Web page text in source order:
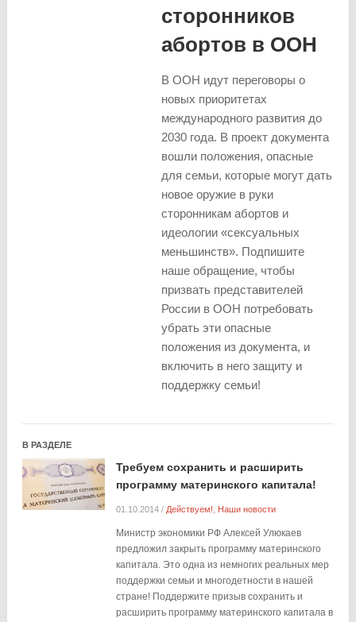
сторонников
абортов в ООН
В ООН идут переговоры о
новых приоритетах
международного развития до
2030 года. В проект документа
вошли положения, опасные
для семьи, которые могут дать
новое оружие в руки
сторонникам абортов и
идеологии «сексуальных
меньшинств». Подпишите
наше обращение, чтобы
призвать представителей
России в ООН потребовать
убрать эти опасные
положения из документа, и
включить в него защиту и
поддержку семьи!
В РАЗДЕЛЕ
Требуем сохранить и расширить
программу материнского капитала!
01.10.2014/ Действуем! Наши новости
Министр экономики РФ Алексей Улюкаев
предложил закрыть программу материнского
капитала. Это одна из немногих реальных мер
поддержки семьи и многодетности в нашей
стране! Поддержите призыв сохранить и
расширить программу материнского капитала в